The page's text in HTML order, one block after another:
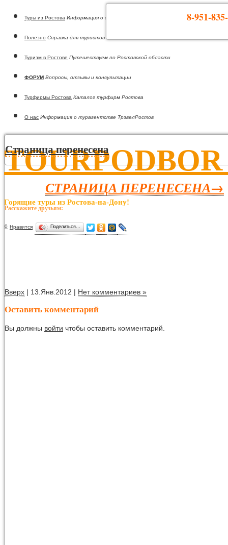
8-951-
Туры из Ростова Информация о странах
Полезно Справка для туристов
Туризм в Ростове Путешествуем по Ростовской области
ФОРУМ Вопросы, отзывы и консультации
Турфирмы Ростова Каталог турфирм Ростова
О нас Информация о турагентстве ТрэвелРостов
Горящие туры из Ростова-на-Дону!
Страница перенесена
СТРАНИЦА ПЕРЕНЕСЕНА→
Расскажите друзьям:
0 Нравится Поделиться…
Вверх | 13.Янв.2012 | Нет комментариев »
Оставить комментарий
Вы должны войти чтобы оставить комментарий.